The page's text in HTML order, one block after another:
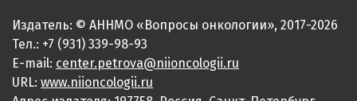
Издатель: © АННМО «Вопросы онкологии», 2017-2026
Тел.: +7 (931) 339-98-93
E-mail: center.petrova@niioncologii.ru
URL: www.niioncologii.ru